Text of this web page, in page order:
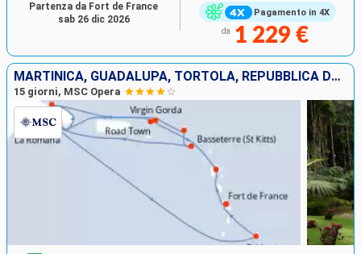
Pagamento in 4X
da 1 229 €
Partenza da Fort de France
sab 26 dic 2026
MARTINICA, GUADALUPA, TORTOLA, REPUBBLICA DOMINICANA, VIRGIN GORDA, SAINT MARTIN, SAN CRISTOFORO E NEVIS, BARBADOS
15 giorni, MSC Opera